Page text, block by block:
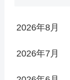
2026年8月
2026年7月